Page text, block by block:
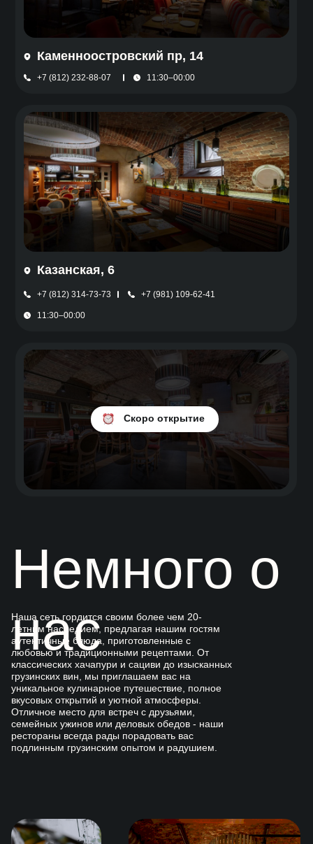
Каменноостровский пр, 14
11:30–00:00
Казанская, 6
+7 (812) 314-73-73
Скоро открытие
+7 (981) 109-62-41
+7 (812) 232-88-07
11:30–00:00
Наша сеть гордится своим более чем 20-
летним наследием, предлагая нашим гостям
аутентичные блюда, приготовленные с
любовью и традиционными рецептами. От
классических хачапури и сациви до изысканных
грузинских вин, мы приглашаем вас на
уникальное кулинарное путешествие, полное
вкусовых открытий и уютной атмосферы.
Отличное место для встреч с друзьями,
семейных ужинов или деловых обедов - наши
рестораны всегда рады порадовать вас
подлинным грузинским опытом и радушием.
Немного о
нас